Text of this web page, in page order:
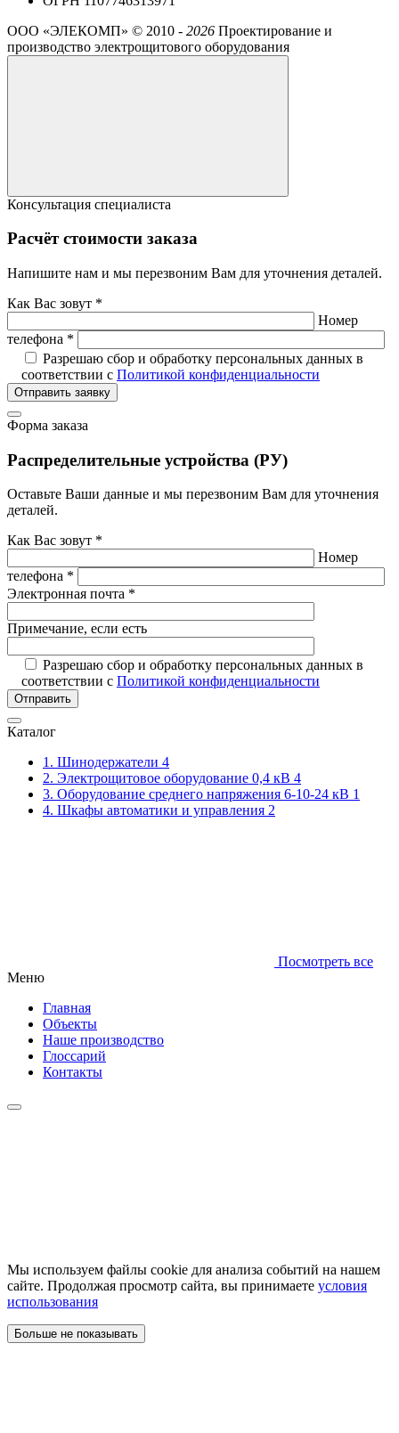
ООО «ЭЛЕКОМП» © 2010 - 2026 Проектирование и
производство электрощитового оборудования
Консультация специалиста
Расчёт стоимости заказа
Напишите нам и мы перезвоним Вам для уточнения деталей.
Как Вас зовут *
Номер
телефона *
Разрешаю сбор и обработку персональных данных в
соответствии с Политикой конфиденциальности
Отправить заявку
Форма заказа
Распределительные устройства (РУ)
Оставьте Ваши данные и мы перезвоним Вам для уточнения
деталей.
Как Вас зовут *
Номер
телефона *
Электронная почта *
Примечание, если есть
Разрешаю сбор и обработку персональных данных в
соответствии с Политикой конфиденциальности
Отправить
Каталог
1. Шинодержатели 4
2. Электрощитовое оборудование 0,4 кВ 4
3. Оборудование среднего напряжения 6-10-24 кВ 1
4. Шкафы автоматики и управления 2
Посмотреть все
Меню
Главная
Объекты
Наше производство
Глоссарий
Контакты
Мы используем файлы cookie для анализа событий на нашем
сайте. Продолжая просмотр сайта, вы принимаете условия
использования
Больше не показывать